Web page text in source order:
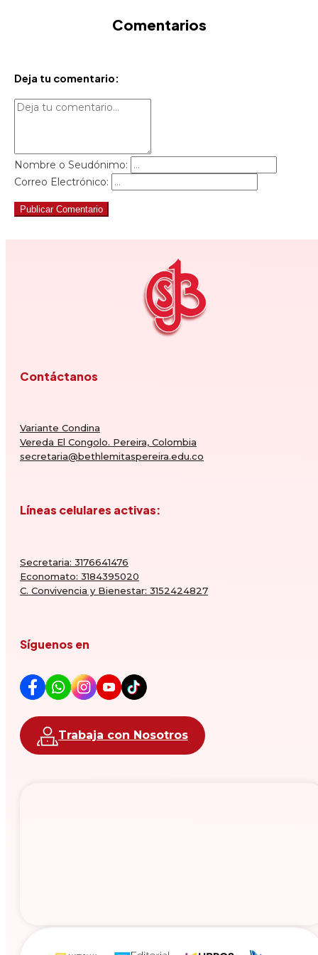
Comentarios
Deja tu comentario:
Nombre o Seudónimo:
Correo Electrónico:
Publicar Comentario
Contáctanos
Variante Condina
Vereda El Congolo. Pereira, Colombia
secretaria@bethlemitaspereira.edu.co
Líneas celulares activas:
Secretaria: 3176641476
Economato: 3184395020
C. Convivencia y Bienestar: 3152424827
Síguenos en
Trabaja con Nosotros